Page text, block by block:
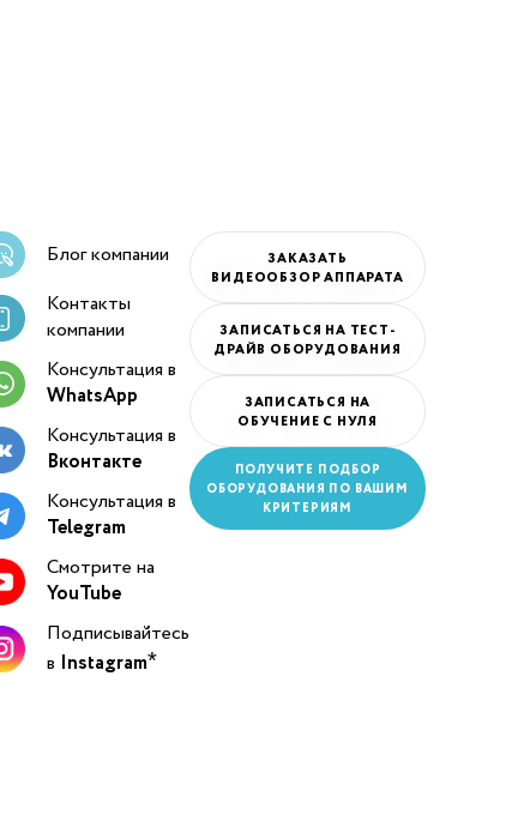
Блог компании
Контакты
компании
Консультация в
WhatsApp
Консультация в
Вконтакте
Консультация в
Telegram
Смотрите на
YouTube
Подписывайтесь
в Instagram
ЗАКАЗАТЬ
ВИДЕООБЗОР АППАРАТА
ЗАПИСАТЬСЯ НА ТЕСТ-
ДРАЙВ ОБОРУДОВАНИЯ
ЗАПИСАТЬСЯ НА
ОБУЧЕНИЕ С НУЛЯ
ПОЛУЧИТЕ ПОДБОР
ОБОРУДОВАНИЯ ПО ВАШИМ
КРИТЕРИЯМ